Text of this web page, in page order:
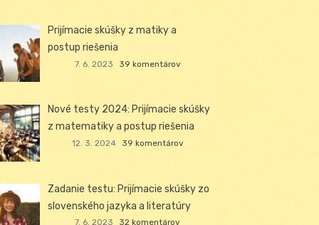
Prijímacie skúšky z matiky a
postup riešenia
7. 6. 2023 39 komentárov
Nové testy 2024: Prijímacie skúšky
z matematiky a postup riešenia
12. 3. 2024 39 komentárov
Zadanie testu: Prijímacie skúšky zo
slovenského jazyka a literatúry
7. 6. 2023 32 komentárov